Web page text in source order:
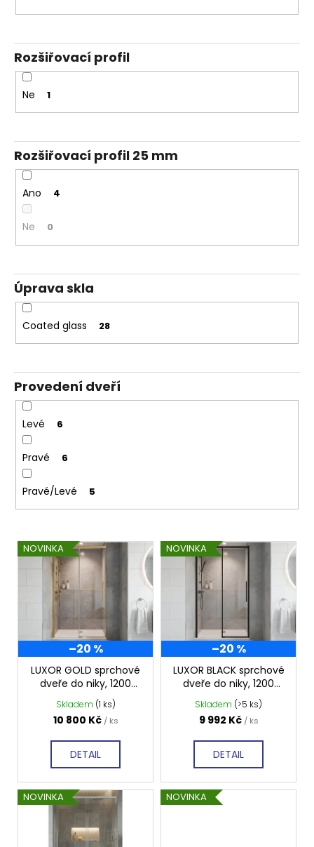
Rozšiřovací profil
Ne 1
Rozšiřovací profil 25 mm
Ano 4
Ne 0
Úprava skla
Coated glass 28
Provedení dveří
Levé 6
Pravé 6
Pravé/Levé 5
V
ý
p
r
NOVINKA
–20 %
LUXOR GOLD sprchové
dveře do niky, 1200
mm, čiré sklo, GU1212G
Skladem (1 ks)
10 800 Kč / ks
DETAIL
NOVINKA
–20 %
LUXOR BLACK sprchové
dveře do niky, 1200
mm, čiré sklo, GU1212B
Skladem (>5 ks)
9 992 Kč / ks
DETAIL
NOVINKA NOVINKA